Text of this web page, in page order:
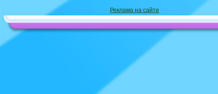
Реклама на сайте